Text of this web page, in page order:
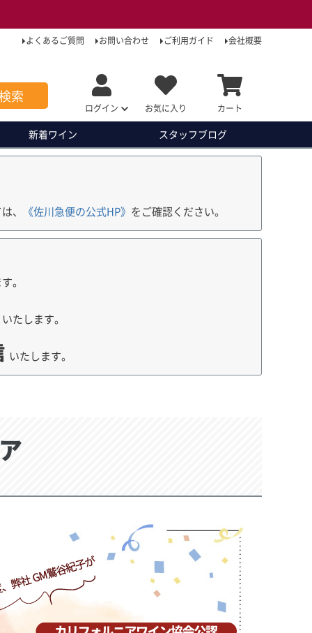
索
ログイン お気に入り カート
よくあるご質問 お問い合わせ ご利用ガイド 会社概要
新着ワイン スタッフブログ
、 《佐川急便の公式HP》 をご確認ください。
。
いたします。
いたします。